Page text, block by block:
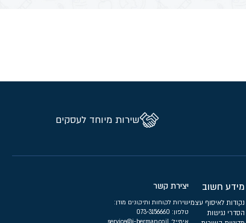
שירות מיוחד לעסקים
מידע חשוב
נקודות לאיסוף עצמי
הסדרי נגישות
יצירת קשר
שירות לקוחות ותיקונים מודן:
טלפון: